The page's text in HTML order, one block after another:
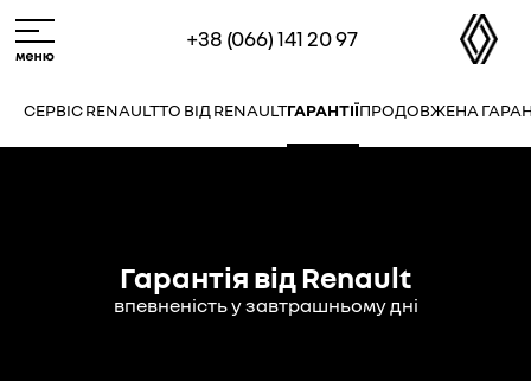
to
main
+38 (066) 141 20 97
СЕРВІС RENAULTТО ВІД RENAULTГАРАНТІЇПРОДОВЖЕНА
Гарантія від Renault
впевненість у завтрашньому дні